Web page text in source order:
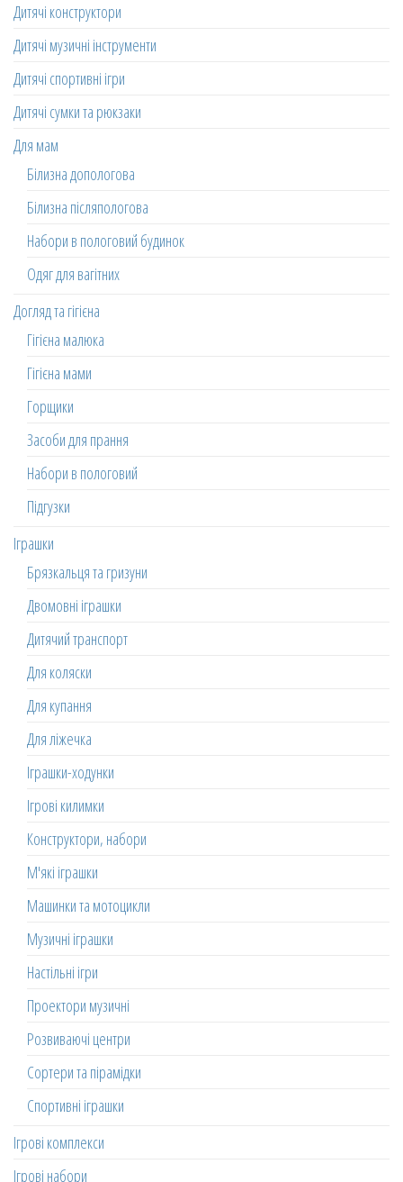
Дитячі конструктори
Дитячі музичні інструменти
Дитячі спортивні ігри
Дитячі сумки та рюкзаки
Для мам
Білизна допологова
Білизна післяпологова
Набори в пологовий будинок
Одяг для вагітних
Догляд та гігієна
Гігієна малюка
Гігієна мами
Горщики
Засоби для прання
Набори в пологовий
Підгузки
Іграшки
Брязкальця та гризуни
Двомовні іграшки
Дитячий транспорт
Для коляски
Для купання
Для ліжечка
Іграшки-ходунки
Ігрові килимки
Конструктори, набори
М'які іграшки
Машинки та мотоцикли
Музичні іграшки
Настільні ігри
Проектори музичні
Розвиваючі центри
Сортери та пірамідки
Спортивні іграшки
Ігрові комплекси
Ігрові набори